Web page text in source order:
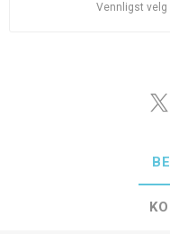
Vennligst velg